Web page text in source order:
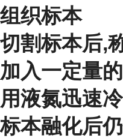
组织标本
切割标本后,
加入一定量
用液氮迅速
标本融化后